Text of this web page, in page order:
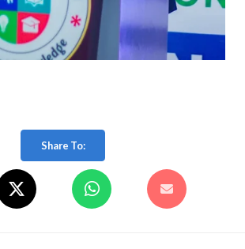
Share To: